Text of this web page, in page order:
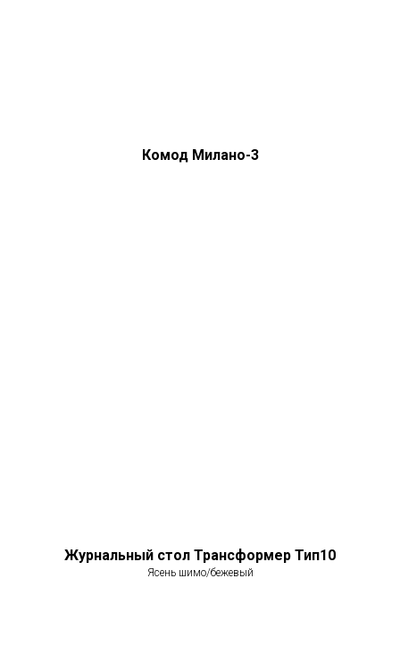
Комод Милано-3
Журнальный стол Трансформер Тип10
Ясень шимо/бежевый